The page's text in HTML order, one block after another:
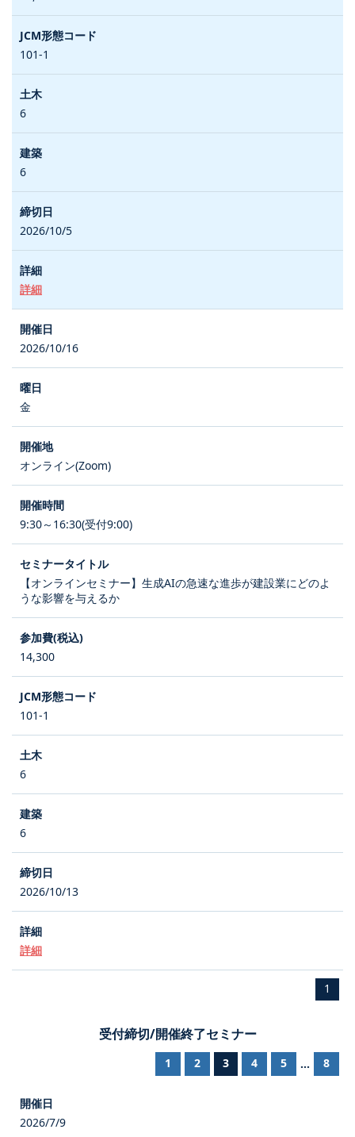
101-1
6
6
2026/10/5
詳細
2026/10/16
金
オンライン(Zoom)
9:30～16:30(受付9:00)
【オンラインセミナー】生成AIの急速な進歩が建設業にどのよ
うな影響を与えるか
14,300
101-1
6
6
2026/10/13
詳細
1
受付締切/開催終了セミナー
1 2 3 4 5 ... 8
2026/7/9